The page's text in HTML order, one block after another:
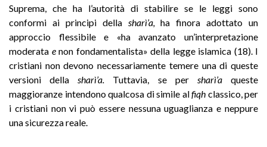
Suprema, che ha l’autorità di stabilire se le leggi sono
conformi ai principi della sharì’a,ha finora adottato un
approccio flessibile e «ha avanzato un’interpretazione
moderata e non fondamentalista» della legge islamica (18). I
cristiani non devono necessariamente temere una di queste
versioni della sharì’a. Tuttavia, se per sharì’aqueste
maggioranze intendono qualcosa di simile alfiqh classico, per
i cristiani non vi può essere nessuna uguaglianza e neppure
una sicurezza reale.